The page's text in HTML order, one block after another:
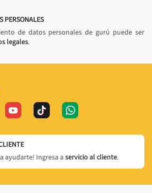
PERSONALES
de datos personales de gurú puede ser
legales.
ayudarte! Ingresa a servicio al cliente.